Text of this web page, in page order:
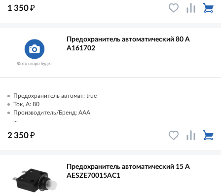
1 350₽
Предохранитель автоматический 80 А
A161702
Предохранитель автомат: true
Ток, А: 80
Производитель/Бренд: AAA
...
2 350₽
Предохранитель автоматический 15 А
AESZE70015AC1